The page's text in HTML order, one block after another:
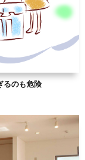
るのも危険